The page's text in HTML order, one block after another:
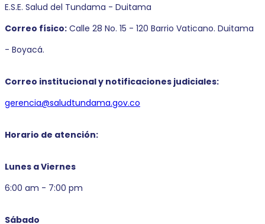
E.S.E. Salud del Tundama - Duitama
Correo físico: Calle 28 No. 15 - 120 Barrio Vaticano. Duitama
- Boyacá.
Correo institucional y notificaciones judiciales:
gerencia@saludtundama.gov.co
Horario de atención:
Lunes a Viernes
6:00 am - 7:00 pm
Sábado